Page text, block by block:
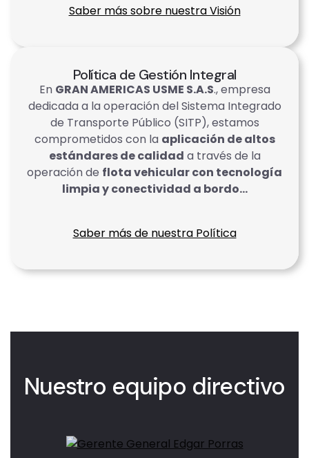
Saber más sobre nuestra Visión
Política de Gestión Integral
En GRAN AMERICAS USME S.A.S., empresa
dedicada a la operación del Sistema Integrado
de Transporte Público (SITP), estamos
comprometidos con la aplicación de altos
estándares de calidad a través de la
operación de flota vehicular con tecnología
limpia y conectividad a bordo…
Saber más de nuestra Política
Nuestro equipo directivo